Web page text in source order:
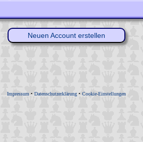
Neuen Account erstellen
Impressum • Datenschutzerklärung • Cookie-Einstellungen